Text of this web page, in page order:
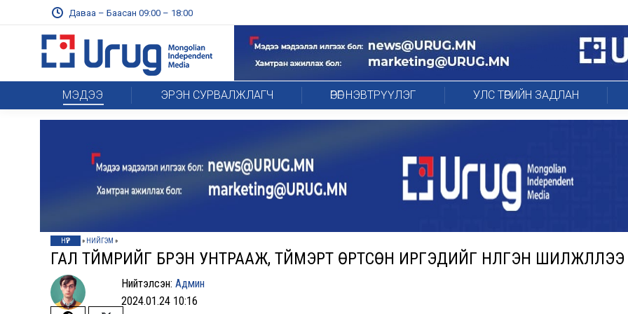
Даваа – Баасан 09:00 – 18:00
МЭДЭЭ ЭРЭН СУРВАЛЖЛАГЧ ӨРӨГ НЭВТРҮҮЛЭГ УЛС ТӨРИЙН ЗАДЛАН
НҮҮР » НИЙГЭМ »
ГАЛ ТҮЙМРИЙГ БҮРЭН УНТРААЖ, ТҮЙМЭРТ ӨРТСӨН ИРГЭДИЙГ НҮҮЛГЭН ШИЛЖҮҮЛЛЭЭ
Нийтэлсэн:Админ
2024.01.24 10:16